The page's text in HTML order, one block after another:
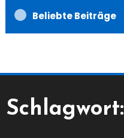
Beliebte Beiträge
Schlagwort: